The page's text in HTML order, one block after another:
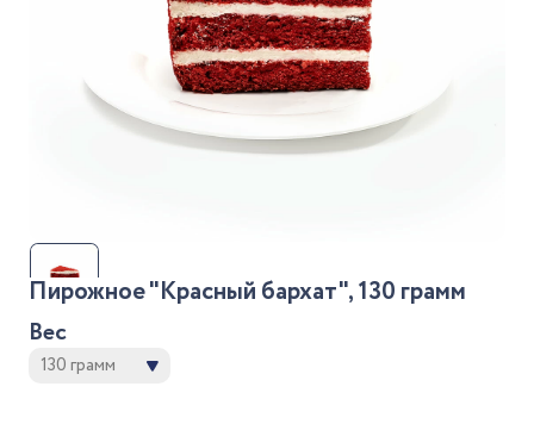
Пирожное "Красный бархат", 130 грамм
Вес
130 грамм